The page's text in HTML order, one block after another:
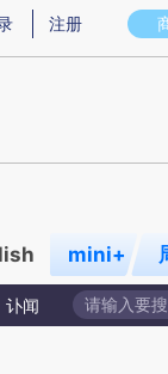
注册
mini+
讣闻